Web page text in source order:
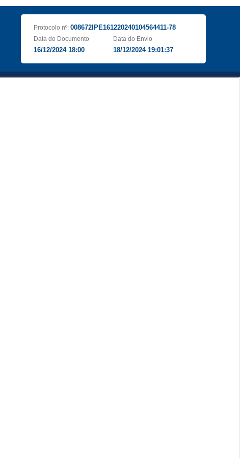
Protocolo nº: 008672IPE161220240104564411-78
Data do Documento
16/12/2024 18:00
Data do Envio
18/12/2024 19:01:37